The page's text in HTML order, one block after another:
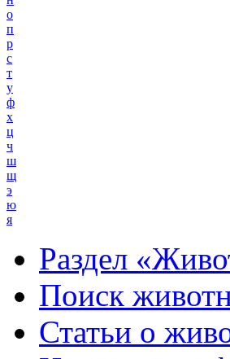
о
п
р
с
т
у
ф
х
ц
ч
ш
щ
э
ю
я
Раздел
Поиск
Статьи о